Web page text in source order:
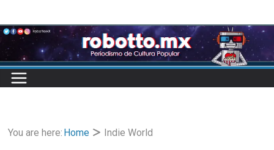
to
content
You are here: Home Indie World